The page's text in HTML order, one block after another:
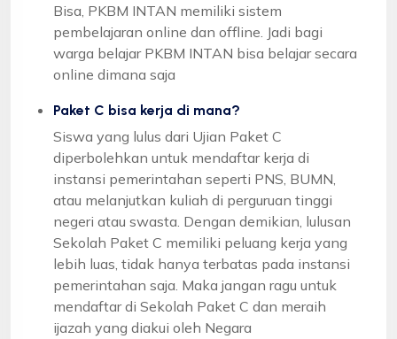
Bisa, PKBM INTAN memiliki sistem
pembelajaran online dan offline. Jadi bagi
warga belajar PKBM INTAN bisa belajar secara
online dimana saja
Paket C bisa kerja di mana?
Siswa yang lulus dari Ujian Paket C
diperbolehkan untuk mendaftar kerja di
instansi pemerintahan seperti PNS, BUMN,
atau melanjutkan kuliah di perguruan tinggi
negeri atau swasta. Dengan demikian, lulusan
Sekolah Paket C memiliki peluang kerja yang
lebih luas, tidak hanya terbatas pada instansi
pemerintahan saja. Maka jangan ragu untuk
mendaftar di Sekolah Paket C dan meraih
ijazah yang diakui oleh Negara